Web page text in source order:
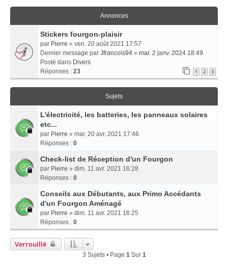
Annonces
Stickers fourgon-plaisir
par Pierre » ven. 20 août 2021 17:57
Dernier message par Jfrancois94 » mar. 2 janv. 2024 18:49
Posté dans Divers
Réponses : 23 1 2 3
Sujets
L'électricité, les batteries, les panneaux solaires
etc...
par Pierre » mar. 20 avr. 2021 17:46
Réponses : 0
Check-list de Réception d'un Fourgon
par Pierre » dim. 11 avr. 2021 16:28
Réponses : 0
Conseils aux Débutants, aux Primo Accédants
d'un Fourgon Aménagé
par Pierre » dim. 11 avr. 2021 16:25
Réponses : 0
Verrouillé
3 Sujets • Page 1Sur 1